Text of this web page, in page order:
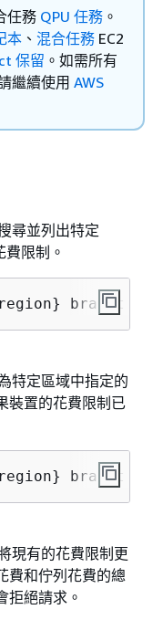
任務 QPU 任務 。
本 、 混合任務 EC2
保留 。如需所有
繼續使用 AWS
尋並列出特定
限制。
braket
特定區域中指定的
裝置的花費限制已
braket
現有的花費限制更
費和佇列花費的總
拒絕請求。